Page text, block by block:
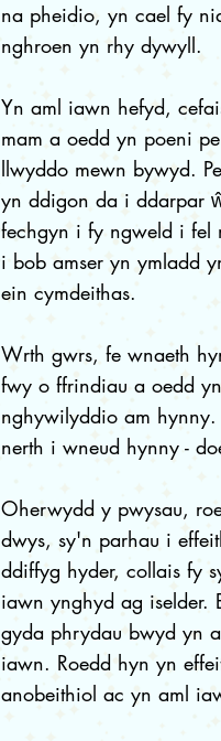
na pheidio, yn cael fy
nghroen yn rhy dywyll.
Yn aml iawn hefyd,
mam a oedd yn poeni
llwyddo mewn bywyd.
yn ddigon da i ddarpar
fechgyn i fy ngweld i fel
i bob amser yn ymladd
ein cymdeithas.
Wrth gwrs, fe wnaeth
fwy o ffrindiau a oedd
nghywilyddio am
nerth i wneud hynny -
Oherwydd y pwysau,
dwys, sy'n parhau i
ddiffyg hyder, collais fy
iawn ynghyd ag iselder.
gyda phrydau bwyd yn
iawn. Roedd hyn yn
anobeithiol ac yn aml